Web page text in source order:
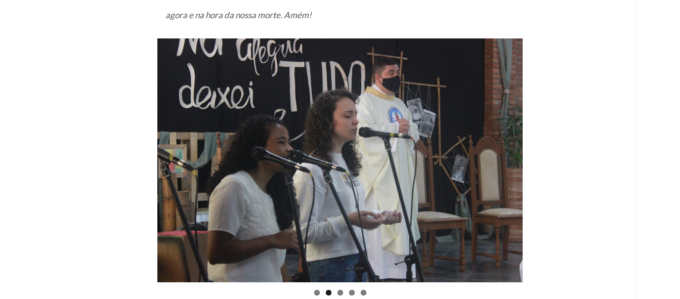
agora e na hora da nossa morte. Amém!